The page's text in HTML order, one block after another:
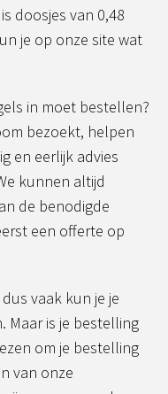
doosjes van 0,48
je op onze site wat
in moet bestellen?
bezoekt, helpen
en eerlijk advies
kunnen altijd
de benodigde
een offerte op
vaak kun je je
Maar is je bestelling
om je bestelling
van onze